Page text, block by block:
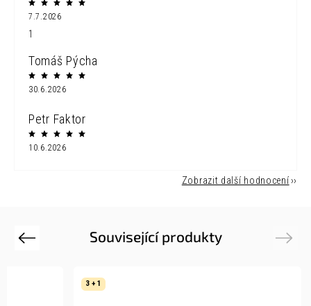
7.7.2026
1
Tomáš Pýcha
30.6.2026
Petr Faktor
10.6.2026
Zobrazit další hodnocení
Související produkty
Previous
3 + 1
Next